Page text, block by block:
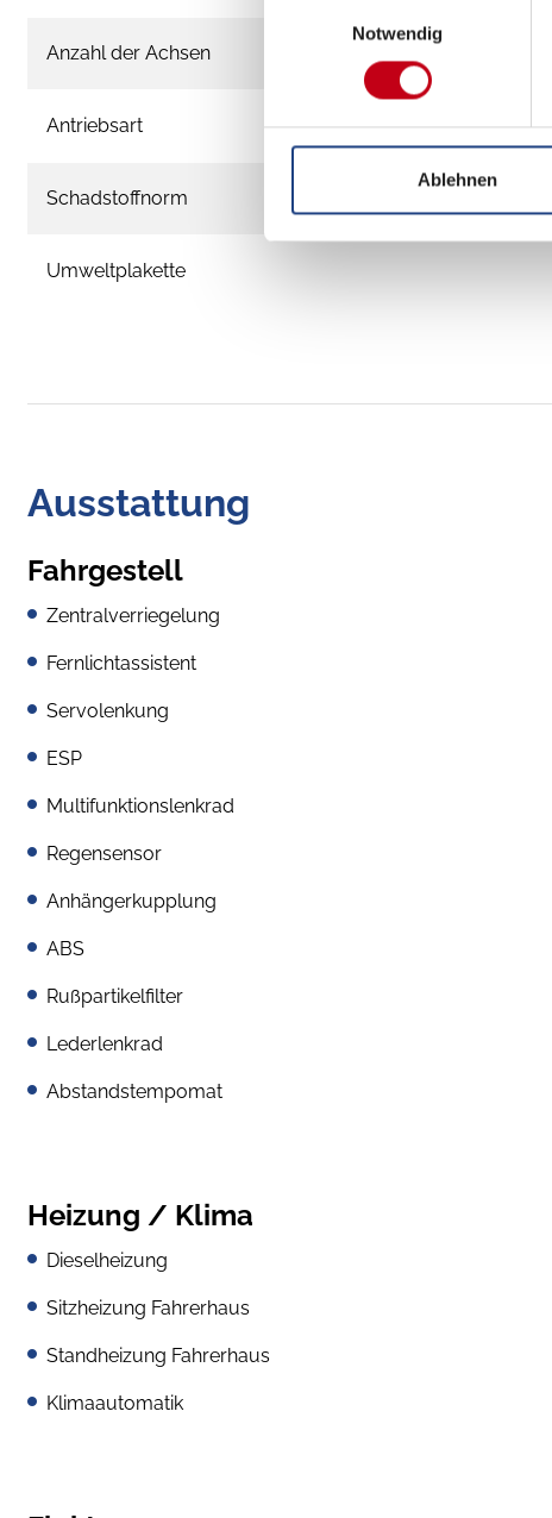
Notwendig
Ablehnen
Anzahl der Achsen
Antriebsart
Schadstoffnorm
Umweltplakette
Ausstattung
Fahrgestell
Zentralverriegelung
Fernlichtassistent
Servolenkung
ESP
Multifunktionslenkrad
Regensensor
Anhängerkupplung
ABS
Rußpartikelfilter
Lederlenkrad
Abstandstempomat
Heizung / Klima
Dieselheizung
Sitzheizung Fahrerhaus
Standheizung Fahrerhaus
Klimaautomatik